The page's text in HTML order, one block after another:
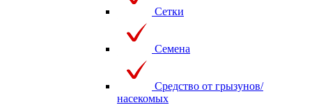
Сетки
Семена
Средство от грызунов/
насекомых